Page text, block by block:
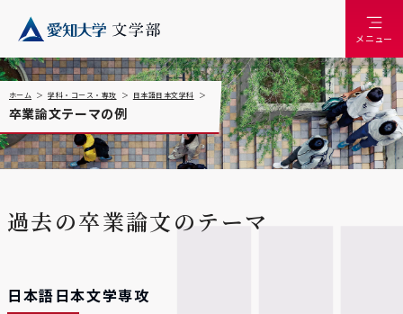
メニュー
ホーム 学科・コース・専攻 日本語日本文学科
卒業論文テーマの例
過去の卒業論文のテーマ
日本語日本文学専攻